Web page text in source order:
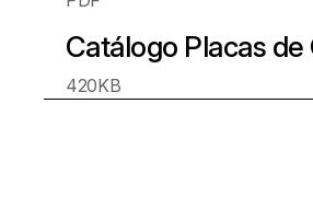
Catálogo Placas
420KB